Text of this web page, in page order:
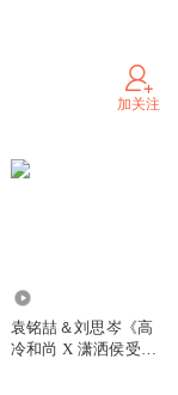
加关注
袁铭喆＆刘思岑《高
冷和尚 X 潇洒侯受》